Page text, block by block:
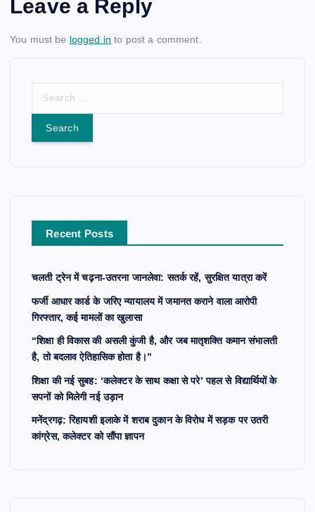
Leave a Reply
You must be logged in to post a comment.
r
Recent Posts
चलती ट्रेन में चढ़ना-उतरना जानलेवा: सतर्क रहें, सुरक्षित यात्रा करें
फर्जी आधार कार्ड के जरिए न्यायालय में जमानत कराने वाला आरोपी
गिरफ्तार, कई मामलों का खुलासा
“शिक्षा ही विकास की असली कुंजी है, और जब मातृशक्ति कमान संभालती
है, तो बदलाव ऐतिहासिक होता है।”
शिक्षा की नई सुबह: ‘कलेक्टर के साथ कक्षा से परे’ पहल से विद्यार्थियों के
सपनों को मिलेगी नई उड़ान
मनेंद्रगढ़: रिहायशी इलाके में शराब दुकान के विरोध में सड़क पर उतरी
कांग्रेस, कलेक्टर को सौंपा ज्ञापन